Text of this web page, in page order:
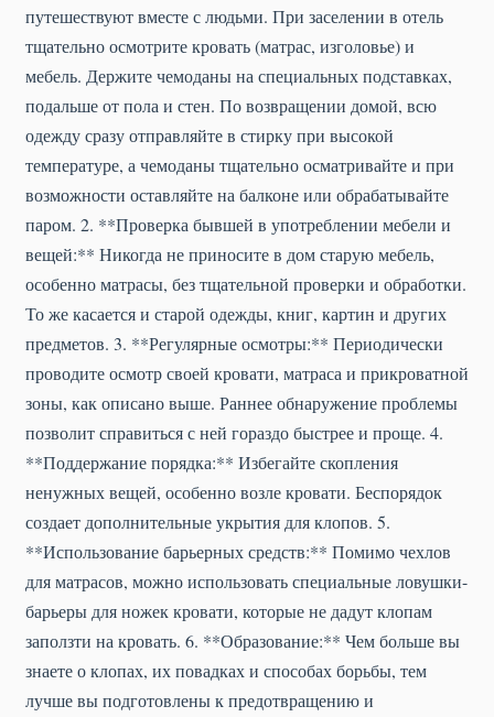
путешествуют вместе с людьми. При заселении в отель
тщательно осмотрите кровать (матрас, изголовье) и
мебель. Держите чемоданы на специальных подставках,
подальше от пола и стен. По возвращении домой, всю
одежду сразу отправляйте в стирку при высокой
температуре, а чемоданы тщательно осматривайте и при
возможности оставляйте на балконе или обрабатывайте
паром. 2. **Проверка бывшей в употреблении мебели и
вещей:** Никогда не приносите в дом старую мебель,
особенно матрасы, без тщательной проверки и обработки.
То же касается и старой одежды, книг, картин и других
предметов. 3. **Регулярные осмотры:** Периодически
проводите осмотр своей кровати, матраса и прикроватной
зоны, как описано выше. Раннее обнаружение проблемы
позволит справиться с ней гораздо быстрее и проще. 4.
**Поддержание порядка:** Избегайте скопления
ненужных вещей, особенно возле кровати. Беспорядок
создает дополнительные укрытия для клопов. 5.
**Использование барьерных средств:** Помимо чехлов
для матрасов, можно использовать специальные ловушки-
барьеры для ножек кровати, которые не дадут клопам
заползти на кровать. 6. **Образование:** Чем больше вы
знаете о клопах, их повадках и способах борьбы, тем
лучше вы подготовлены к предотвращению и